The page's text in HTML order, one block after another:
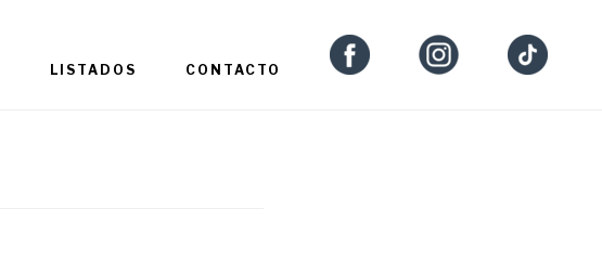
LISTADOS CONTACTO